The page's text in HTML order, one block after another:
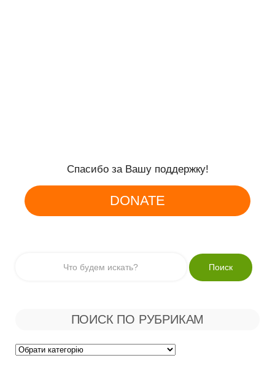
Спасибо за Вашу поддержку!
DONATE
ПОИСК ПО РУБРИКАМ
Поиск